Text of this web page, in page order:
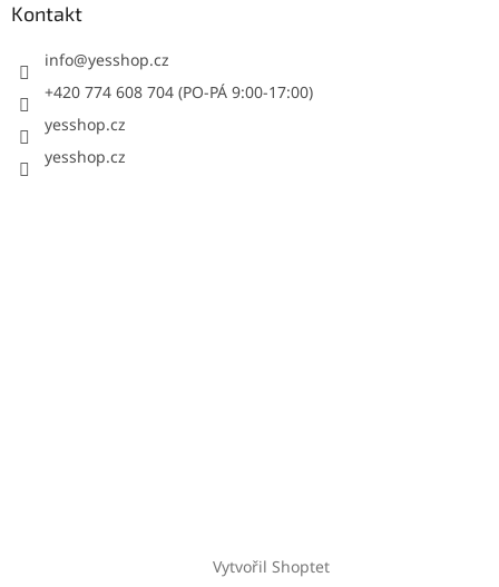
Kontakt
info@yesshop.cz
+420 774 608 704 (PO-PÁ 9:00-17:00)
yesshop.cz
yesshop.cz
Vytvořil Shoptet